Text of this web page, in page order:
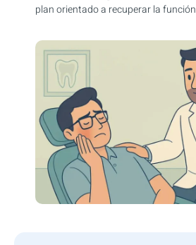
plan orientado a recuperar la